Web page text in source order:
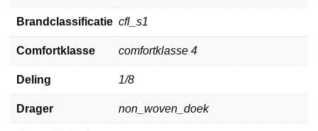
Brandclassificatie cfl_s1
Comfortklasse comfortklasse 4
Deling 1/8
Drager non_woven_doek